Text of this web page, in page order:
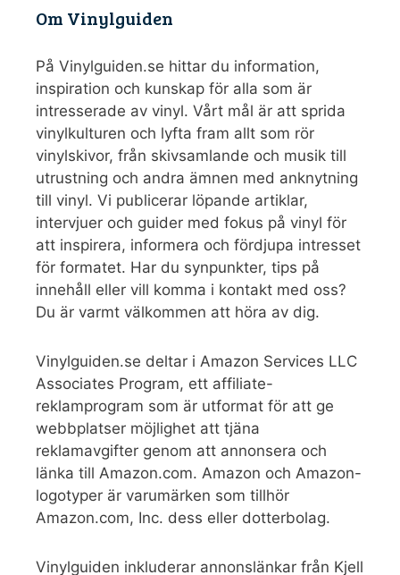
Om Vinylguiden
På Vinylguiden.se hittar du information,
inspiration och kunskap för alla som är
intresserade av vinyl. Vårt mål är att sprida
vinylkulturen och lyfta fram allt som rör
vinylskivor, från skivsamlande och musik till
utrustning och andra ämnen med anknytning
till vinyl. Vi publicerar löpande artiklar,
intervjuer och guider med fokus på vinyl för
att inspirera, informera och fördjupa intresset
för formatet. Har du synpunkter, tips på
innehåll eller vill komma i kontakt med oss?
Du är varmt välkommen att höra av dig.
Vinylguiden.se deltar i Amazon Services LLC
Associates Program, ett affiliate-
reklamprogram som är utformat för att ge
webbplatser möjlighet att tjäna
reklamavgifter genom att annonsera och
länka till Amazon.com. Amazon och Amazon-
logotyper är varumärken som tillhör
Amazon.com, Inc. dess eller dotterbolag.
Vinylguiden inkluderar annonslänkar från Kjell